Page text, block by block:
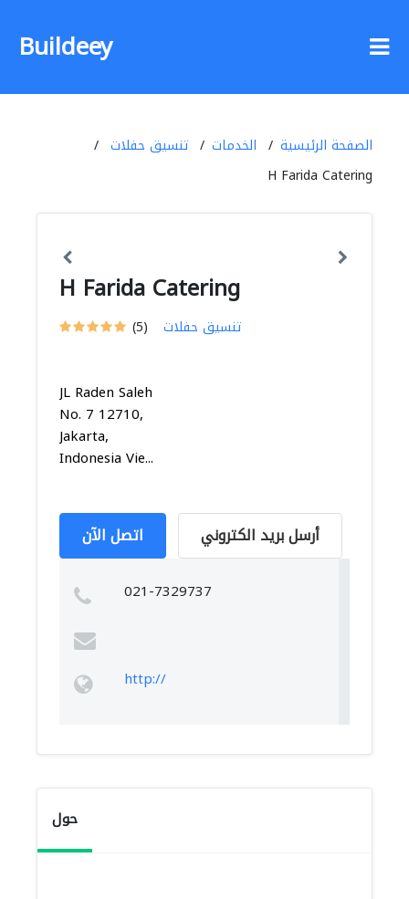
Buildeey
الصفحة الرئيسية الخدمات
تنسيق حفلات
H Farida Catering
H Farida Catering
(5) تنسيق حفلات
JL Raden Saleh
No. 7 12710,
Jakarta,
Indonesia Vie...
اتصل الآن أرسل بريد الكتروني
021-7329737
http://
حول